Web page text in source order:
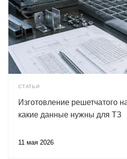
СТАТЬИ
Изготовление решетчатого
какие данные нужны для ТЗ
11 мая 2026